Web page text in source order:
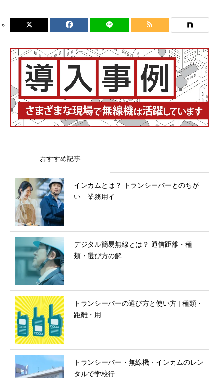
おすすめ記事
インカムとは？ トランシーバーとのちが
い 業務用イ...
デジタル簡易無線とは？ 通信距離・種
類・選び方の解...
トランシーバーの選び方と使い方 | 種類・
距離・用...
トランシーバー・無線機・インカムのレン
タルで学校行...